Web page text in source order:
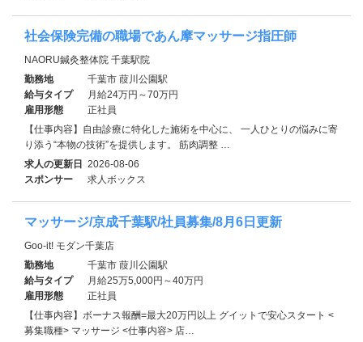
社会保険完備の職場であん摩マッサージ指圧師
NAORU鍼灸整体院 千葉駅院
勤務地
千葉市 葭川公園駅
給与タイプ
月給24万円～70万円
雇用形態
正社員
【仕事内容】自由診療に特化した施術を中心に、 一人ひとりの悩みに寄
り添う“本物の技術”を提供します。 筋肉調整 …
求人の更新日 2026-08-06
スポンサー
求人ボックス
マッサージ/京成千葉駅/社員募集/8月6日更新
Goo-it! モダン千葉店
勤務地
千葉市 葭川公園駅
給与タイプ
月給25万5,000円～40万円
雇用形態
正社員
【仕事内容】ボーナス報酬=最大20万円以上 グイットで安心スタート <
募集職種> マッサージ <仕事内容> 店…